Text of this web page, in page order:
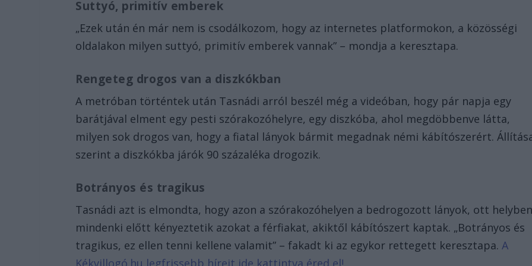
Suttyó, primitív emberek
„Ezek után én már nem is csodálkozom, hogy az internetes platformokon, a közösségi
oldalakon milyen suttyó, primitív emberek vannak” – mondja a keresztapa.
Rengeteg drogos van a diszkókban
A metróban történtek után Tasnádi arról beszél még a videóban, hogy pár napja egy
barátjával elment egy pesti szórakozóhelyre, egy diszkóba, ahol megdöbbenve látta,
milyen sok drogos van, hogy a fiatal lányok bármit megadnak némi kábítószerért.
szerint a diszkókba járók 90 százaléka drogozik.
Botrányos és tragikus
Tasnádi azt is elmondta, hogy azon a szórakozóhelyen a bedrogozott lányok, ott
mindenki előtt kényeztetik azokat a férfiakat, akiktől kábítószert kaptak. „Botrányos és
tragikus, ez ellen tenni kellene valamit” – fakadt ki az egykor rettegett keresztapa.A
Kékvillogó.hu legfrissebb híreit ide kattintva éred el!